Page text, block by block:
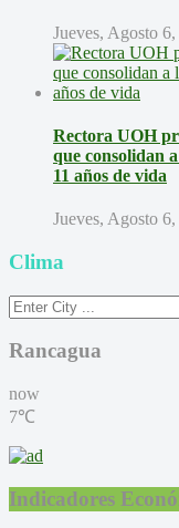
Jueves, Agosto
Rectora UOH
que consolidan
11 años de vida
Jueves, Agosto
Clima
Rancagua
now
7℃
Indicadores